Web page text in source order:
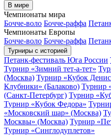
В мире
Чемпионаты мира
Бочче-воло Бочче-раффа
Чемпионаты Европы
Бочче-воло Бочче-раффа
Турниры с историей
Петанк-фестиваль Юга России
Турнир «Зимний тет-а-тет»
(Москва) Турнир «Кубок
Клубники» (Балаково) Турнир
(Санкт-Петербург) Турнир
Турнир «Кубок Федора»
«Московский шар» (Москва)
Москвы» (Москва) Турнир
Турнир «Синглодуплетов»